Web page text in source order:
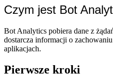
Czym jest Bot
Bot Analytics pobiera dane z
dostarcza informacji o
aplikacjach.
Pierwsze kroki